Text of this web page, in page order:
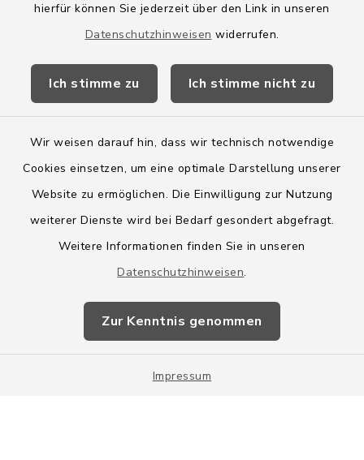
hierfür können Sie jederzeit über den Link in unseren
Datenschutzhinweisen widerrufen.
Ich stimme zu Ich stimme nicht zu
Wir weisen darauf hin, dass wir technisch notwendige
Cookies einsetzen, um eine optimale Darstellung unserer
Website zu ermöglichen. Die Einwilligung zur Nutzung
weiterer Dienste wird bei Bedarf gesondert abgefragt.
Weitere Informationen finden Sie in unseren
Datenschutzhinweisen.
Zur Kenntnis genommen
Impressum
Amtsbroschüre
Wege-Zweckverband
Barrierefreiheit
Impressum
Sitemap